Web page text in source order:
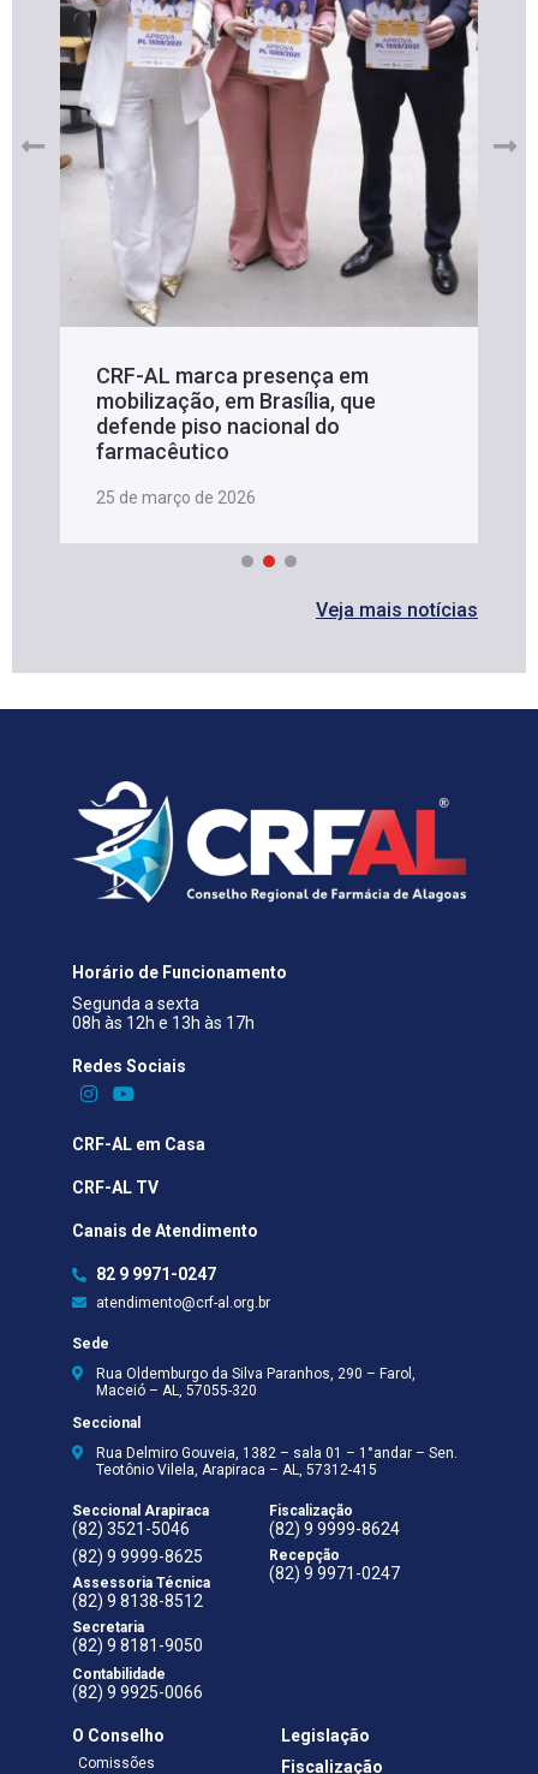
CRF-AL marca presença em
mobilização, em Brasília, que
defende piso nacional do
farmacêutico
25 de março de 2026
Veja mais notícias
Horário de Funcionamento
Segunda a sexta
08h às 12h e 13h às 17h
Redes Sociais​
CRF-AL em Casa
CRF-AL TV
Canais de Atendimento
82 9 9971-0247
atendimento@crf-al.org.br
Sede
Rua Oldemburgo da Silva Paranhos, 290 – Farol,
Maceió – AL, 57055-320
Seccional
Rua Delmiro Gouveia, 1382 – sala 01 – 1°andar – Sen.
Teotônio Vilela, Arapiraca – AL, 57312-415
Seccional Arapiraca
(82) 3521-5046
(82) 9 9999-8625
Assessoria Técnica
(82) 9 8138-8512
Secretaria
(82) 9 8181-9050
Contabilidade
(82) 9 9925-0066
Fiscalização
(82) 9 9999-8624
Recepção
(82) 9 9971-0247
O Conselho
Comissões
Legislação
Fiscalização